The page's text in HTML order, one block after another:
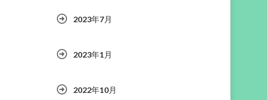
2023年7月
2023年1月
2022年10月